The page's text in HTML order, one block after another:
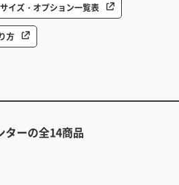
サイズ・オプション一覧表
方
ターの全14商品